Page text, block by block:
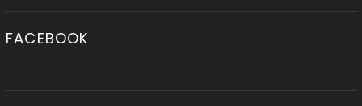
FACEBOOK